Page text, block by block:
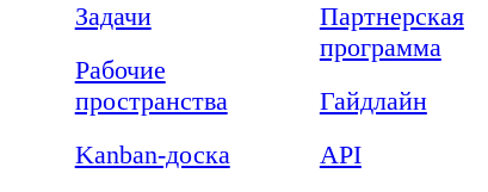
Задачи
Рабочие
пространства
Kanban-доска
Партнерская
программа
Гайдлайн
API